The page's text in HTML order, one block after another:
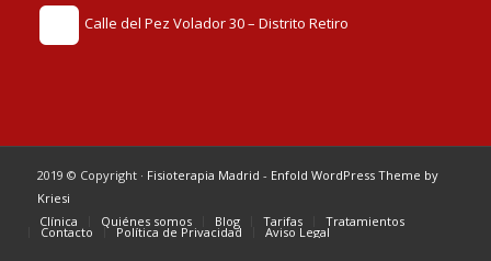
Calle del Pez Volador 30 – Distrito Retiro
2019 © Copyright · Fisioterapia Madrid - Enfold WordPress Theme by
Kriesi
Clínica
Quiénes somos Blog Tarifas Tratamientos
Contacto Política de Privacidad Aviso Legal